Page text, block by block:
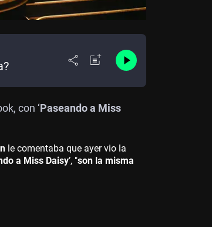
con ‘Paseando a Miss
le comentaba que ayer vio la
a Miss Daisy’, "son la misma